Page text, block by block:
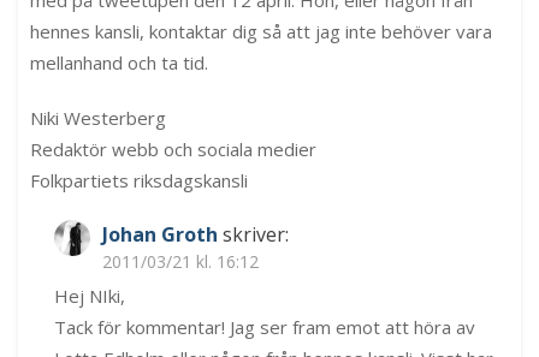
hennes kansli, kontaktar dig så att jag inte behöver vara
mellanhand och ta tid.
Niki Westerberg
Redaktör webb och sociala medier
Folkpartiets riksdagskansli
Johan Groth skriver:
2011/03/21 kl. 16:12
Hej NIki,
Tack för kommentar! Jag ser fram emot att höra av